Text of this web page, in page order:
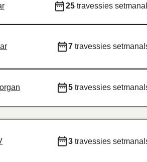
25 travessies
7 travessies
5 travessies
3 travessies